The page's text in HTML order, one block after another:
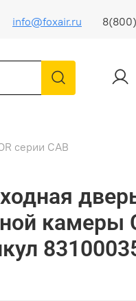
info@foxair.ru
серии CAB
камеры